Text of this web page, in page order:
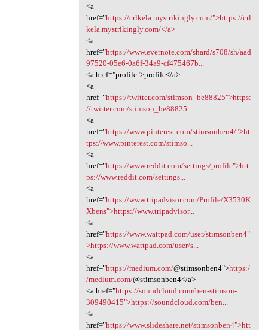
<a
href="https://crlkela.mystrikingly.com/">https://crl
kela.mystrikingly.com/</a>
<a
href="https://www.evernote.com/shard/s708/sh/aad
97520-05e6-0a6f-34a9-cf475467b...
<a href="profile">profile</a>
<a
href="https://twitter.com/stimson_be88825">https:
//twitter.com/stimson_be88825...
<a
href="https://www.pinterest.com/stimsonben4/">ht
tps://www.pinterest.com/stimso...
<a
href="https://www.reddit.com/settings/profile">htt
ps://www.reddit.com/settings...
<a
href="https://www.tripadvisor.com/Profile/X3530K
Xbens">https://www.tripadvisor...
<a
href="https://www.wattpad.com/user/stimsonben4"
>https://www.wattpad.com/user/s...
<a
href="https://medium.com/@stimsonben4">https:/
/medium.com/@stimsonben4</a>
<a href="https://soundcloud.com/ben-stimson-
309490415">https://soundcloud.com/ben...
<a
href="https://www.slideshare.net/stimsonben4">htt